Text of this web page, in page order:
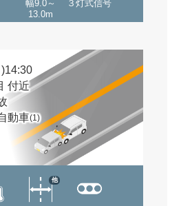
幅9.0～
13.0m
３灯式信号
付近
動車(1)
他